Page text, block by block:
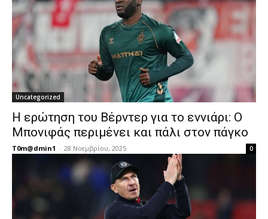
Uncategorized
Η ερώτηση του Βέρντερ για το εννιάρι: Ο
Μπονιφάς περιμένει και πάλι στον πάγκο
T0m@dmin1 - 28 Νοεμβρίου, 2025 0